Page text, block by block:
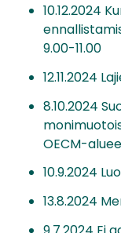
10.12.2024
9.00-11.00
12.11.2024
8.10.2024
OECM-
10.9.2024
13.8.2024